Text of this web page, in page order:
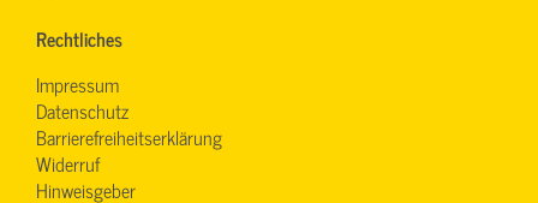
Rechtliches
Impressum
Datenschutz
Barrierefreiheitserklärung
Widerruf
Hinweisgeber